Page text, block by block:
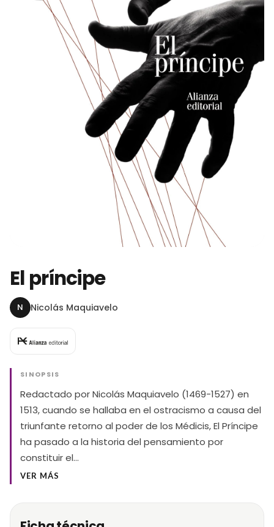
El príncipe
N Nicolás Maquiavelo
SINOPSIS
Redactado por Nicolás Maquiavelo (1469-1527) en
1513, cuando se hallaba en el ostracismo a causa del
triunfante retorno al poder de los Médicis, El Príncipe
ha pasado a la historia del pensamiento por
constituir el…
VER MÁS